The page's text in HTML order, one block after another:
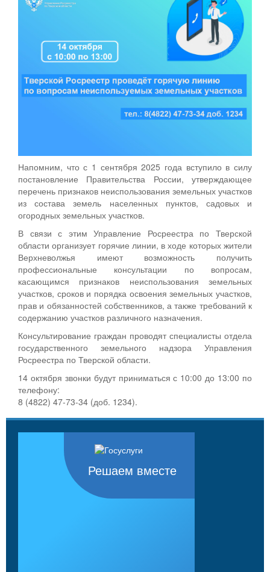
Напомним, что с 1 сентября 2025 года вступило в силу
постановление Правительства России, утверждающее
перечень признаков неиспользования земельных участков
из состава земель населенных пунктов, садовых и
огородных земельных участков.
В связи с этим Управление Росреестра по Тверской
области организует горячие линии, в ходе которых жители
Верхневолжья имеют возможность получить
профессиональные консультации по вопросам,
касающимся признаков неиспользования земельных
участков, сроков и порядка освоения земельных участков,
прав и обязанностей собственников, а также требований к
содержанию участков различного назначения.
Консультирование граждан проводят специалисты отдела
государственного земельного надзора Управления
Росреестра по Тверской области.
14 октября звонки будут приниматься с 10:00 до 13:00 по
телефону:
8 (4822) 47-73-34 (доб. 1234).
Решаем вместе